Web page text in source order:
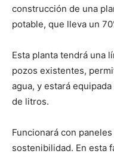
construcción de una
potable, que lleva un
Esta planta tendrá una
pozos existentes,
agua, y estará
de litros.
Funcionará con
sostenibilidad. En esta